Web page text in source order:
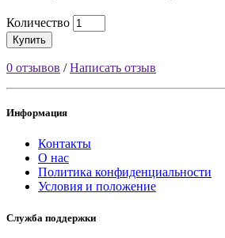
Количество
Купить
0 отзывов /Написать отзыв
Информация
Контакты
О нас
Политика конфиденциальности
Условия и положение
Служба поддержки